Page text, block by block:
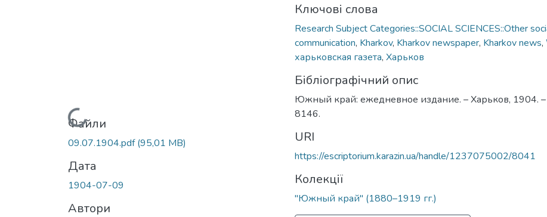
Вантажиться...
Файли
09.07.1904.pdf(95,01 MB)
Дата
1904-07-09
Автори
Ключові слова
Research Subject Categories::SOCIAL SCIENCES::Other
communication, Kharkov, Kharkov newspaper, Kharkov news,
харьковская газета, Харьков
Бібліографічний опис
Южный край: ежедневное издание. – Харьков, 1904.
8146.
URI
https://escriptorium.karazin.ua/handle/1237075002/8041
Колекції
"Южный край" (1880–1919 гг.)